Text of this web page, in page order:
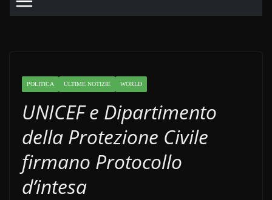
POLITICA ULTIME NOTIZIE WORLD
UNICEF e Dipartimento
della Protezione Civile
firmano Protocollo
d’intesa